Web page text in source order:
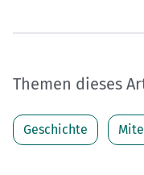
Themen dieses
Geschichte